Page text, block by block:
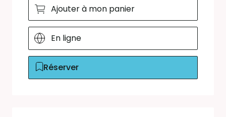
Ajouter à mon panier
En ligne
Réserver